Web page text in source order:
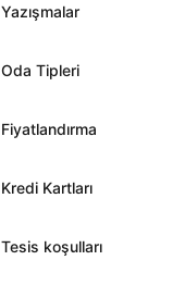
Yazışmalar
Oda Tipleri
Fiyatlandırma
Kredi Kartları
Tesis koşulları